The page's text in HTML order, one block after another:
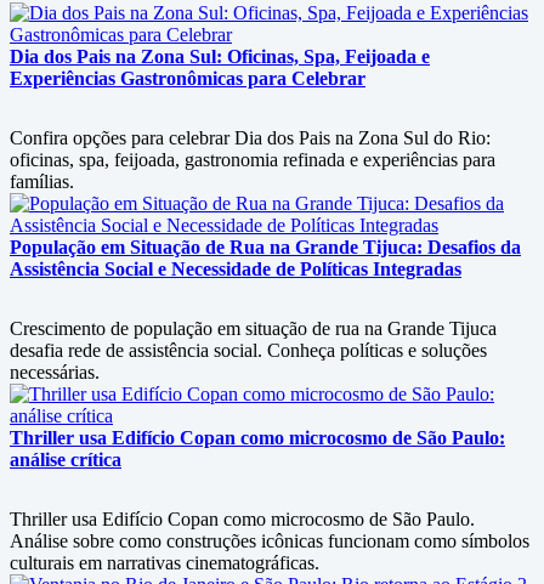
Dia dos Pais na Zona Sul: Oficinas, Spa, Feijoada e
Experiências Gastronômicas para Celebrar
Confira opções para celebrar Dia dos Pais na Zona Sul do Rio:
oficinas, spa, feijoada, gastronomia refinada e experiências para
famílias.
População em Situação de Rua na Grande Tijuca: Desafios da
Assistência Social e Necessidade de Políticas Integradas
Crescimento de população em situação de rua na Grande Tijuca
desafia rede de assistência social. Conheça políticas e soluções
necessárias.
Thriller usa Edifício Copan como microcosmo de São Paulo:
análise crítica
Thriller usa Edifício Copan como microcosmo de São Paulo.
Análise sobre como construções icônicas funcionam como símbolos
culturais em narrativas cinematográficas.